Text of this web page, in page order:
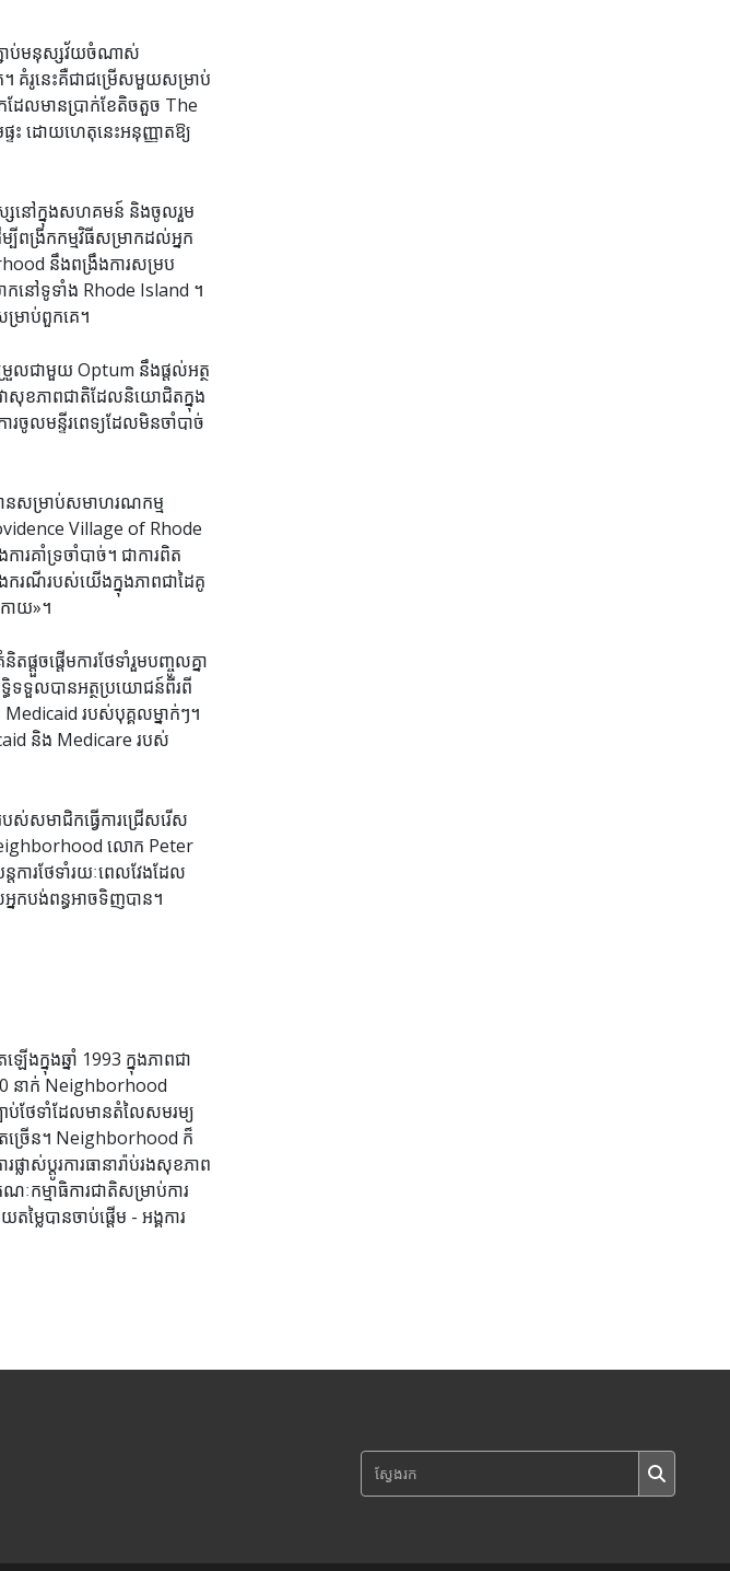
ាប់មនុស្សវ័យចំណាស់
គំរូនេះគឺជាជម្រើសមួយសម្រាប់
ដែលមានប្រាក់ខែតិចតួច The
ះ ដោយហេតុនេះអនុញ្ញាតឱ្យ
ស្សនៅក្នុងសហគមន៍ និងចូលរួម
ពង្រីកកម្មវិធីសម្រាកដល់អ្នក
នឹងពង្រឹងការសម្រប
ាកនៅទូទាំង Rhode Island ។
រាប់ពួកគេ។
រួលជាមួយ Optum នឹងផ្តល់អត្ថ
ាសុខភាពជាតិដែលនិយោជិតក្នុង
ចូលមន្ទីរពេទ្យដែលមិនចាំបាច់
នសម្រាប់សមាហរណកម្ម
Village of Rhode
រគាំទ្រចាំបាច់។ ជាការពិត
ករណី​របស់​យើង​ក្នុង​ភាព​ជា​ដៃគូ​
ាយ»។
តួចផ្តើមការថែទាំរួមបញ្ចូលគ្នា
ធិទទួលបានអត្ថប្រយោជន៍ពីរពី
របស់បុគ្គលម្នាក់ៗ។
និង Medicare របស់
សមាជិកធ្វើការជ្រើសរើស
លោក Peter
ារថែទាំរយៈពេលវែងដែល
នកបង់ពន្ធអាចទិញបាន។
ក្នុងឆ្នាំ 1993 ក្នុងភាពជា
នាក់ Neighborhood
ប់ថែទាំដែលមានតំលៃសមរម្យ
ែច្រើន។ Neighborhood ក៏
ាស់ប្តូរការធានារ៉ាប់រងសុខភាព
កម្មាធិការជាតិសម្រាប់ការ
ៃបានចាប់ផ្តើម - អង្គការ